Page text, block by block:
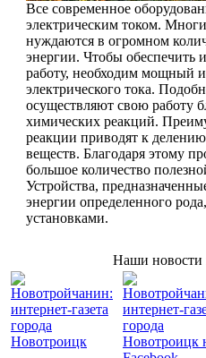
Все современное
электрическим током.
нуждаются в огромном
энергии. Чтобы обеспечить
работу, необходим мощный
электрического тока.
осуществляют свою работу
химических реакций.
реакции приводят к
веществ. Благодаря этому
большое количество
Устройства,
энергии определенного
установками.
Наши новости